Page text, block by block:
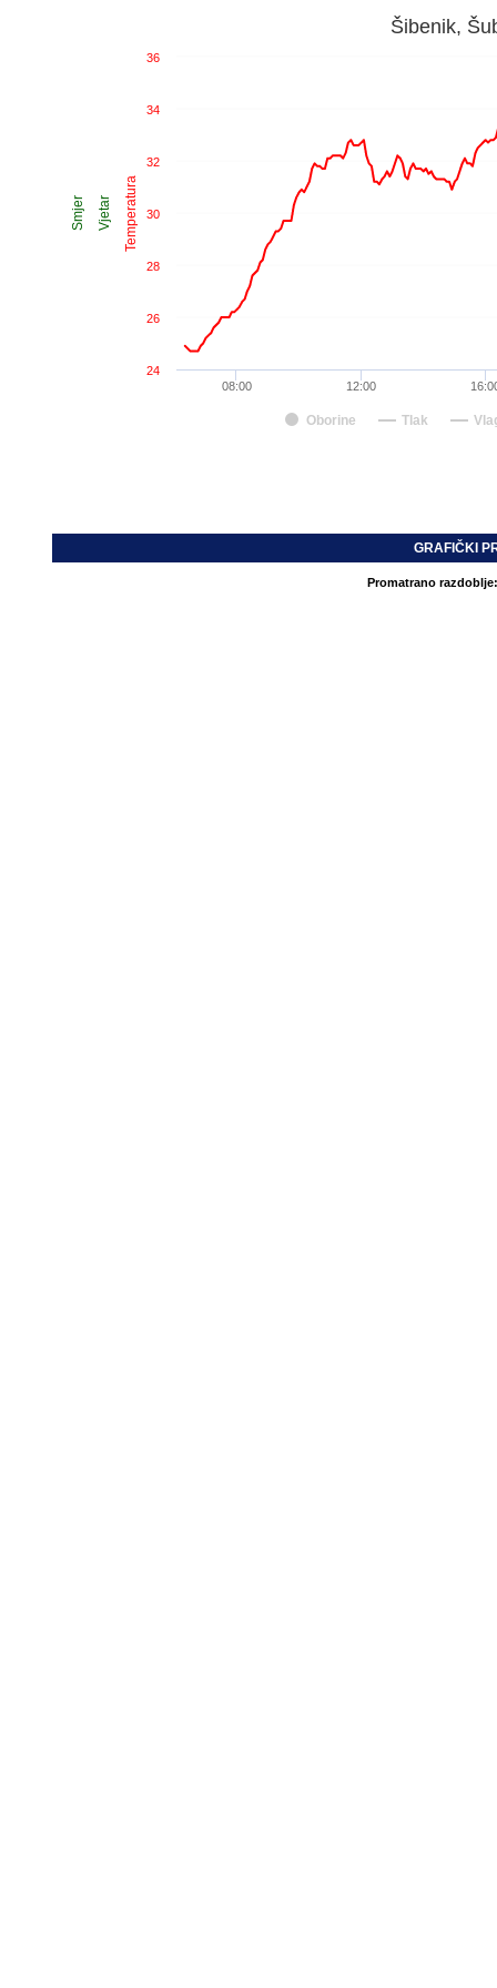
Temperatura
Vjetar
Smjer
Šibenik,
Oborine Tlak
12:00
08:00
24
26
28
30
32
34
36
GRAFIČKI
Promatrano